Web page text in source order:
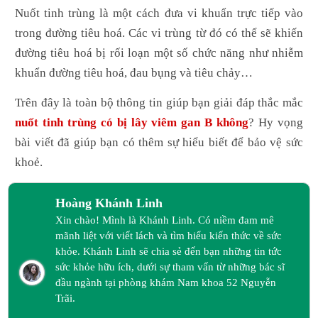
Nuốt tinh trùng là một cách đưa vi khuẩn trực tiếp vào
trong đường tiêu hoá. Các vi trùng từ đó có thể sẽ khiến
đường tiêu hoá bị rối loạn một số chức năng như nhiễm
khuẩn đường tiêu hoá, đau bụng và tiêu chảy…
Trên đây là toàn bộ thông tin giúp bạn giải đáp thắc mắc
nuốt tinh trùng có bị lây viêm gan B không? Hy vọng
bài viết đã giúp bạn có thêm sự hiểu biết để bảo vệ sức
khoẻ.
Hoàng Khánh Linh
Xin chào! Mình là Khánh Linh. Có niềm đam mê
mãnh liệt với viết lách và tìm hiểu kiến thức về sức
khỏe. Khánh Linh sẽ chia sẻ đến bạn những tin tức
sức khỏe hữu ích, dưới sự tham vấn từ những bác sĩ
đầu ngành tại phòng khám Nam khoa 52 Nguyễn
Trãi.